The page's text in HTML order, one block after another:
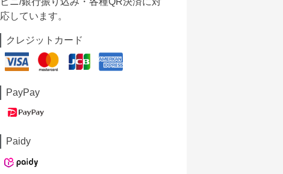
応しています。
クレジットカード
PayPay
Paidy